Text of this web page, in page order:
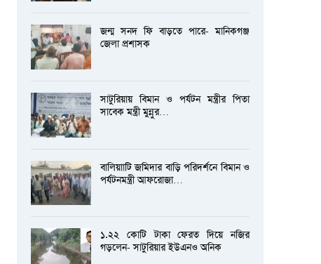
জন্ম সনদ ফি বাড়তে পারে- মানিকগঞ্জ
জেলা প্রশাসক
সাটুরিয়ায় বিমান ও পর্যটন মন্ত্রীর পিতা
সাবেক মন্ত্রী মুন্নুর…
বালিয়াাটি জমিদার বাড়ি পরিদর্শনে বিমান ও
পর্যটনমন্ত্রী আফরোজা…
১.২২ কোটি টাকা ফেরত দিয়ে নজির
গড়লেন- সাটুরিয়ার ইউএনও অনিক